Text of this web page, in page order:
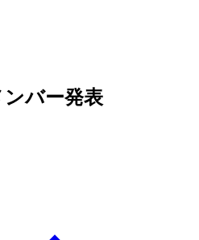
バー発表